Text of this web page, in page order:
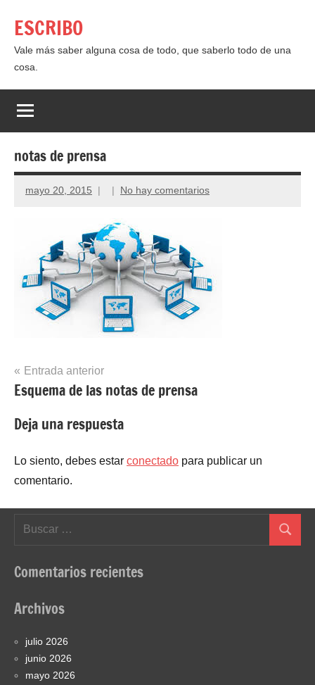
contenido
ESCRIBO
Vale más saber alguna cosa de todo, que saberlo todo de una
cosa.
notas de prensa
mayo 20, 2015 No hay comentarios
Navegación
de
entradas
Entrada anterior
Esquema de las notas de prensa
Deja una respuesta
Lo siento, debes estar conectado para publicar un
comentario.
Buscar
Comentarios recientes
Archivos
julio 2026
junio 2026
mayo 2026